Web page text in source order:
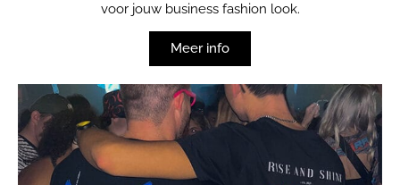
voor jouw business fashion look.
Meer info